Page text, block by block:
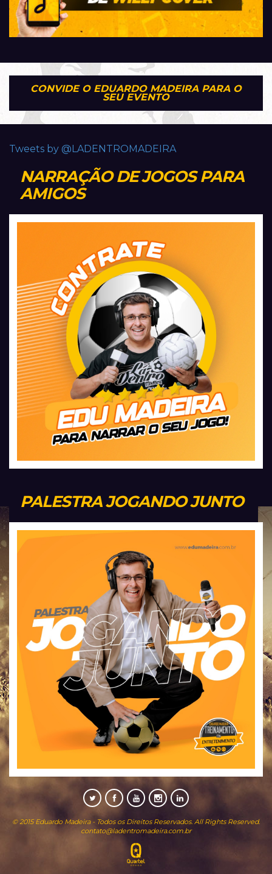
CONVIDE O EDUARDO MADEIRA PARA O
SEU EVENTO
Tweets by @LADENTROMADEIRA
NARRAÇÃO DE JOGOS PARA
AMIGOS
PALESTRA JOGANDO JUNTO
© 2015 Eduardo Madeira - Todos os Direitos Reservados. All Rights Reserved.
contato@ladentromadeira.com.br